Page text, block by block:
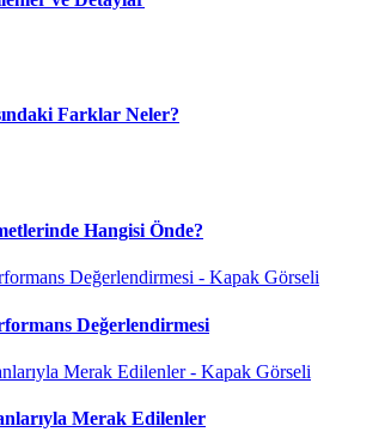
Farklar Neler?
Hangisi Önde?
Değerlendirmesi
Merak Edilenler